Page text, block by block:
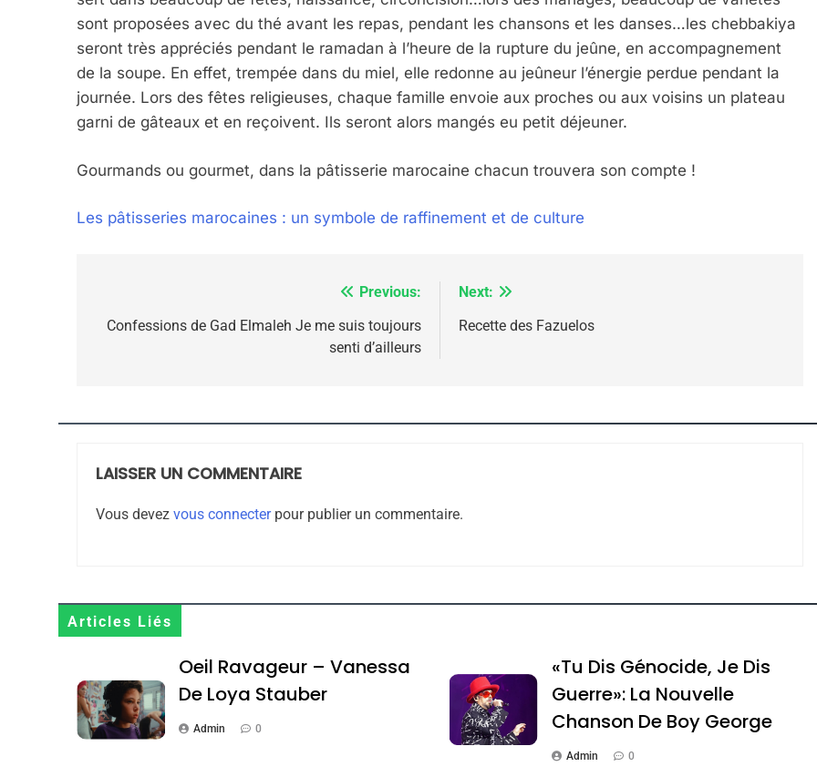
sont proposées avec du thé avant les repas, pendant les chansons et les danses…les chebbakiya
seront très appréciés pendant le ramadan à l’heure de la rupture du jeûne, en accompagnement
de la soupe. En effet, trempée dans du miel, elle redonne au jeûneur l’énergie perdue pendant la
journée. Lors des fêtes religieuses, chaque famille envoie aux proches ou aux voisins un plateau
garni de gâteaux et en reçoivent. Ils seront alors mangés eu petit déjeuner.
Gourmands ou gourmet, dans la pâtisserie marocaine chacun trouvera son compte !
Les pâtisseries marocaines : un symbole de raffinement et de culture
de
Previous:
Confessions de Gad Elmaleh Je me suis toujours
senti d’ailleurs
Next:
Recette des Fazuelos
LAISSER UN COMMENTAIRE
Vous devez vous connecterpour publier un commentaire.
Articles Liés
Oeil Ravageur – Vanessa
De Loya Stauber
Admin 0
«Tu Dis Génocide, Je Dis
Guerre»: La Nouvelle
Chanson De Boy George
Admin 0
Dvir
ISRAÉL JUDAISME
Maroc : Les Amandes De Tafraout, Le Miel De Tadla Azilal Consacrés
Terroir
1
Oeil Ravageur – Vanessa De Loya Stauber